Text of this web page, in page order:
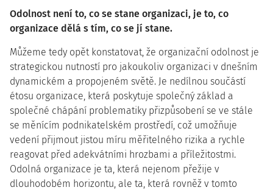
Odolnost není to, co se stane organizaci, je to, co
organizace dělá s tím, co se jí stane.
Můžeme tedy opět konstatovat, že organizační odolnost je
strategickou nutností pro jakoukoliv organizaci v dnešním
dynamickém a propojeném světě. Je nedílnou součástí
étosu organizace, která poskytuje společný základ a
společné chápání problematiky přizpůsobení se ve stále
se měnícím podnikatelském prostředí, což umožňuje
vedení přijmout jistou míru měřitelného rizika a rychle
reagovat před adekvátními hrozbami a příležitostmi.
Odolná organizace je ta, která nejenom přežije v
dlouhodobém horizontu, ale ta, která rovněž v tomto